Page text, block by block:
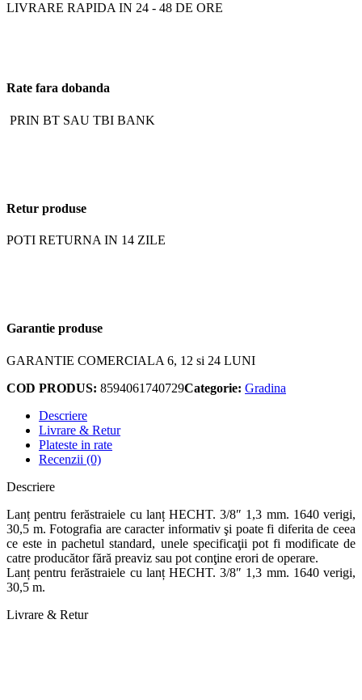
LIVRARE RAPIDA IN 24 - 48 DE ORE
Rate fara dobanda
PRIN BT SAU TBI BANK
Retur produse
POTI RETURNA IN 14 ZILE
Garantie produse
GARANTIE COMERCIALA 6, 12 si 24 LUNI
COD PRODUS: 8594061740729Categorie: Gradina
Descriere
Livrare & Retur
Plateste in rate
Recenzii (0)
Descriere
Lanț pentru ferăstraiele cu lanț HECHT. 3/8″ 1,3 mm. 1640 verigi,
30,5 m. Fotografia are caracter informativ şi poate fi diferita de ceea
ce este in pachetul standard, unele specificaţii pot fi modificate de
catre producător fără preaviz sau pot conţine erori de operare.
Lanț pentru ferăstraiele cu lanț HECHT. 3/8″ 1,3 mm. 1640 verigi,
30,5 m.
Livrare & Retur